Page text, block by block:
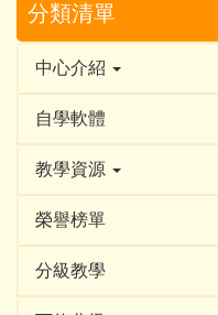
分類清單
中心介紹
自學軟體
教學資源
榮譽榜單
分級教學